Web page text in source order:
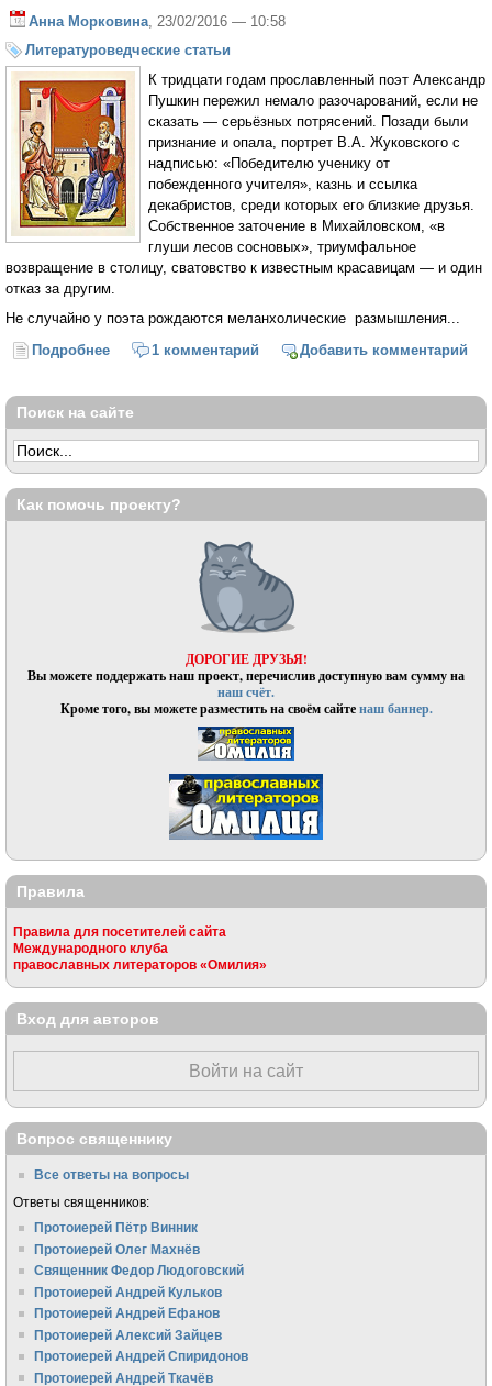
Анна Морковина , 23/02/2016 — 10:58
Литературоведческие статьи
К тридцати годам прославленный поэт Александр
Пушкин пережил немало разочарований, если не
сказать — серьёзных потрясений. Позади были
признание и опала, портрет В.А. Жуковского с
надписью: «Победителю ученику от
побежденного учителя», казнь и ссылка
декабристов, среди которых его близкие друзья.
Собственное заточение в Михайловском, «в
глуши лесов сосновых», триумфальное
возвращение в столицу, сватовство к известным красавицам — и один
отказ за другим.
Не случайно у поэта рождаются меланхолические размышления...
Подробнее о Пушкин и митрополит Филарет
1 комментарий Добавить комментарий
Поиск на сайте
Как помочь проекту?
ДОРОГИЕ ДРУЗЬЯ!
Вы можете поддержать наш проект, перечислив доступную вам сумму на
наш счёт.
Кроме того, вы можете разместить на своём сайтенаш баннер.
Правила
Правила для посетителей сайта
Международного клуба
православных литераторов «Омилия»
Вход для авторов
Войти на сайт
Вопрос священнику
Все ответы на вопросы
Ответы священников:
Протоиерей Пётр Винник
Протоиерей Олег Махнёв
Священник Федор Людоговский
Протоиерей Андрей Кульков
Протоиерей Андрей Ефанов
Протоиерей Алексий Зайцев
Протоиерей Андрей Спиридонов
Протоиерей Андрей Ткачёв